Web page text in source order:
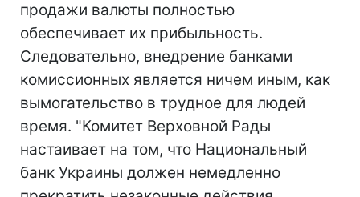
продажи валюты полностью
обеспечивает их прибыльность.
Следовательно, внедрение банками
комиссионных является ничем иным, как
вымогательство в трудное для людей
время. "Комитет Верховной Рады
настаивает на том, что Национальный
банк Украины должен немедленно